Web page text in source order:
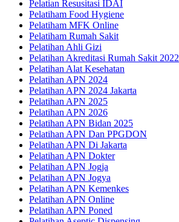
Pelatian Resusitasi IDAI
Pelatiham Food Hygiene
Pelatiham MFK Online
Pelatiham Rumah Sakit
Pelatihan Ahli Gizi
Pelatihan Akreditasi Rumah Sakit 2022
Pelatihan Alat Kesehatan
Pelatihan APN 2024
Pelatihan APN 2024 Jakarta
Pelatihan APN 2025
Pelatihan APN 2026
Pelatihan APN Bidan 2025
Pelatihan APN Dan PPGDON
Pelatihan APN Di Jakarta
Pelatihan APN Dokter
Pelatihan APN Jogja
Pelatihan APN Jogya
Pelatihan APN Kemenkes
Pelatihan APN Online
Pelatihan APN Poned